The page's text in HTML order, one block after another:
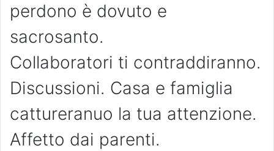
perdono è dovuto e
sacrosanto.
Collaboratori ti contraddiranno.
Discussioni. Casa e famiglia
cattureranuo la tua attenzione.
Affetto dai parenti.